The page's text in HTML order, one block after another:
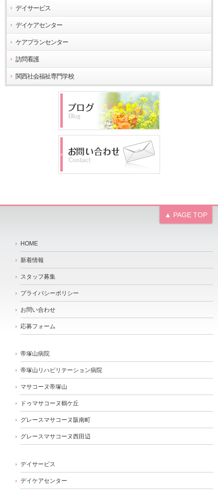
デイサービス
デイケアセンター
ケアプランセンター
訪問看護
関西社会福祉専門学校
▲ PAGE TOP
HOME
新着情報
スタッフ募集
プライバシーポリシー
お問い合わせ
応募フォーム
帝塚山病院
帝塚山リハビリテーション病院
マサコーヌ帝塚山
ドゥマサコーヌ鶴ケ丘
グレースマサコーヌ阪南町
グレースマサコーヌ西田辺
デイサービス
デイケアセンター